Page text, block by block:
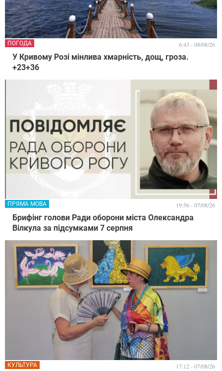
У Кривому Розі мінлива хмарність, дощ, гроза.
+23+36
ПОГОДА 6:43 - 08/08/26
Брифінг голови Ради оборони міста Олександра
Вілкула за підсумками 7 серпня
ПРЯМА МОВА 19:56 - 07/08/26
КУЛЬТУРА 17:12 - 07/08/26